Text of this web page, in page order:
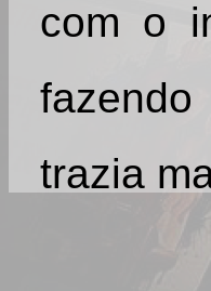
com o
trazia
O